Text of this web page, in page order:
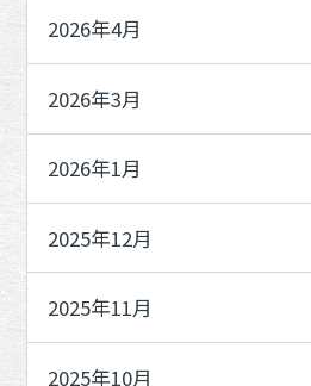
2026年4月
2026年3月
2026年1月
2025年12月
2025年11月
2025年10月